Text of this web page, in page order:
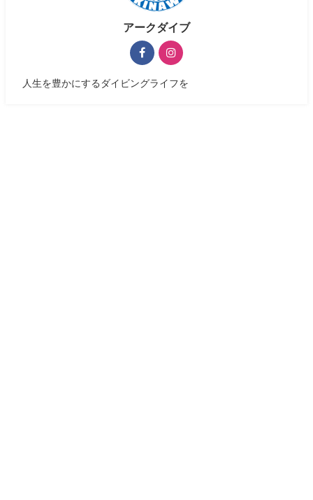
アークダイブ
人生を豊かにするダイビングライフを